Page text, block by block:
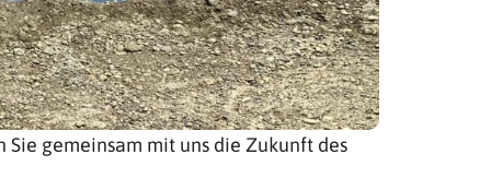
gemeinsam mit uns die Zukunft des